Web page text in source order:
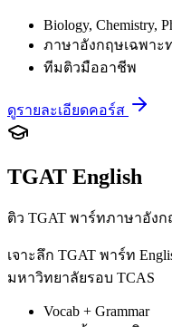
Biology, Chemistry,
ภาษาอังกฤษเฉพาะ
ทีมติวมืออาชีพ
ดูรายละเอียดคอร์ส
TGAT English
ติว TGAT พาร์ทภาษาอังก
เจาะลึก TGAT พาร์ท
มหาวิทยาลัยรอบ TCAS
Vocab + Grammar